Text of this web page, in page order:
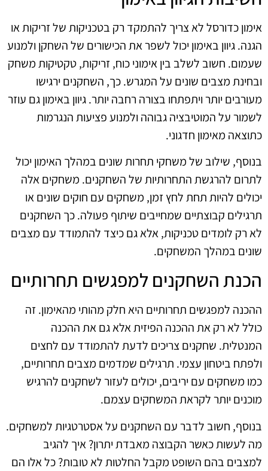
אימון כדורסל לא צריך להתמקד רק בטכניקות של זריקות או
הגנה. גיוון באימון יכול לשפר את הכישורים של השחקן ולמנוע
שעמום. חשוב לשלב בין אימוני כוח, זריקות, טקטיקות משחק
ובחינת מצבים שונים על המגרש. כך, השחקנים ירגישו
מעורבים יותר ויתפתחו בצורה רחבה יותר. גיוון באימון גם עוזר
לשמור על המוטיבציה גבוהה ולמנוע פציעות הנגרמות
כתוצאה מאימון חדגוני.
בנוסף, שילוב של משחקי תחרות שונים במהלך האימון יכול
לתרום להרגשת התחרותיות של השחקנים. משחקים אלה
יכולים להיות תחת לחץ זמן, משחקים עם חוקים שונים או
תרגילים קבוצתיים שמחייבים שיתוף פעולה. כך השחקנים
לא רק לומדים טכניקות, אלא גם כיצד להתמודד עם מצבים
שונים במהלך המשחקים.
הכנת השחקנים למפגשים תחרותיים
ההכנה למפגשים תחרותיים היא חלק מהותי מהאימון. זה
כולל לא רק את ההכנה הפיזית אלא גם את ההכנה
המנטלית. שחקנים צריכים לדעת להתמודד עם לחצים
ולפתח ביטחון עצמי. תרגילים שמדמים מצבים תחרותיים,
כמו משחקים עם יריבים, יכולים לעזור לשחקנים להרגיש
מוכנים יותר לקראת המשחקים עצמם.
בנוסף, חשוב לדבר עם השחקנים על אסטרטגיות למשחקים.
מה לעשות כאשר הקבוצה מאבדת יתרון? איך להגיב
למצבים בהם השופט מקבל החלטות לא טובות? כל אלו הם